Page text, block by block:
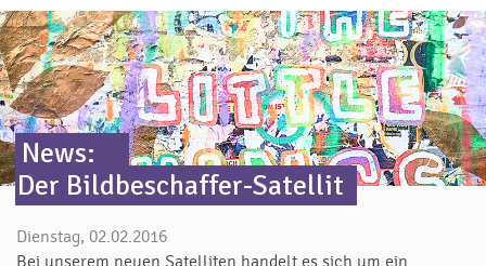
News:
Der Bildbeschaffer-Satellit
Dienstag, 02.02.2016
Bei unserem neuen Satelliten handelt es sich um ein